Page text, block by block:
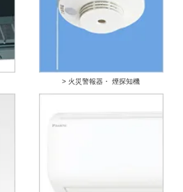
> 火災警報器・ 煙探知機